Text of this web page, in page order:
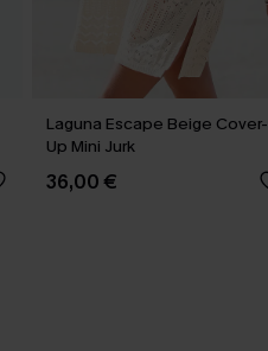
Laguna Escape Beige Cover-
Up Mini Jurk
36,00 €